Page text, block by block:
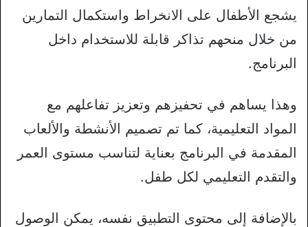
يشجع الأطفال على الانخراط واستكمال التمارين
من خلال منحهم تذاكر قابلة للاستخدام داخل
البرنامج.
وهذا يساهم في تحفيزهم وتعزيز تفاعلهم مع
المواد التعليمية، كما تم تصميم الأنشطة والألعاب
المقدمة في البرنامج بعناية لتناسب مستوى العمر
والتقدم التعليمي لكل طفل.
بالإضافة إلى محتوى التطبيق نفسه، يمكن الوصول